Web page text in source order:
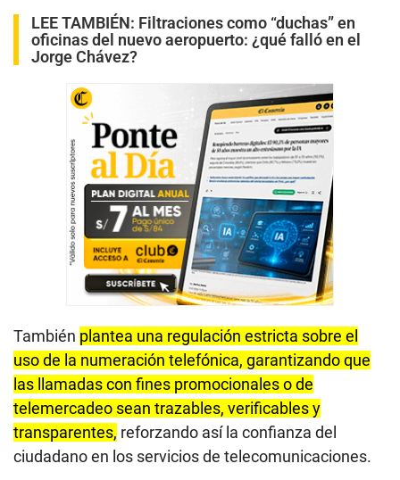
LEE TAMBIÉN: Filtraciones como “duchas” en
oficinas del nuevo aeropuerto: ¿qué falló en el
Jorge Chávez?
También plantea una regulación estricta sobre el
uso de la numeración telefónica, garantizando que
las llamadas con fines promocionales o de
telemercadeo sean trazables, verificables y
transparentes, reforzando así la confianza del
ciudadano en los servicios de telecomunicaciones.